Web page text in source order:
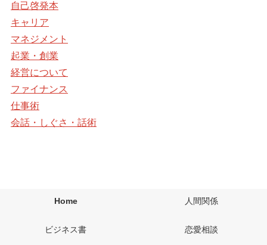
自己啓発本
キャリア
マネジメント
起業・創業
経営について
ファイナンス
仕事術
会話・しぐさ・話術
Home 人間関係
ビジネス書 恋愛相談